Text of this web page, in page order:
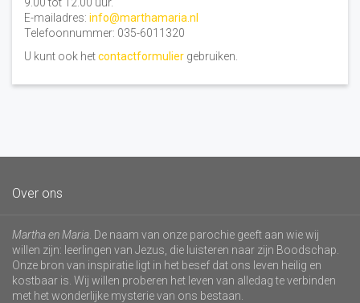
E-mailadres: info@marthamaria.nl
Telefoonnummer: 035-6011320
U kunt ook hetcontactformulier gebruiken.
Over ons
Martha en Maria . De naam van onze parochie geeft aan wie wij
willen zijn: leerlingen van Jezus, die luisteren naar zijn Boodschap.
Onze bron van inspiratie ligt in het besef dat ons leven heilig en
kostbaar is. Wij willen proberen het leven van alledag te verbinden
met het wonderlijke mysterie van ons bestaan.